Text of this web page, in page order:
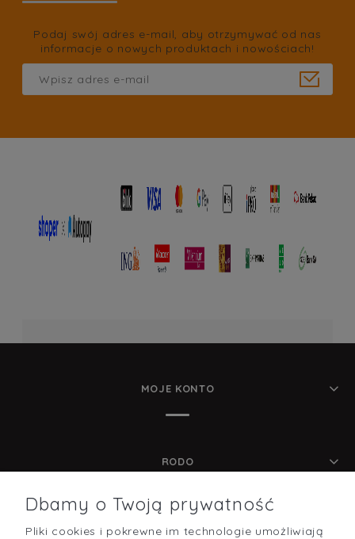
Podaj swój adres e-mail, aby otrzymywać od nas
informacje o nowych produktach i nowościach!
MOJE KONTO
RODO
POMOC
Dbamy o Twoją prywatność
Pliki cookies i pokrewne im technologie umożliwiają